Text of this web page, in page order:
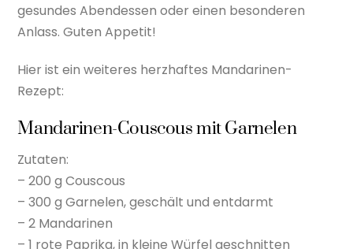
gesundes Abendessen oder einen besonderen
Anlass. Guten Appetit!
Hier ist ein weiteres herzhaftes Mandarinen-
Rezept:
Mandarinen-Couscous mit Garnelen
Zutaten:
– 200 g Couscous
– 300 g Garnelen, geschält und entdarmt
– 2 Mandarinen
– 1 rote Paprika, in kleine Würfel geschnitten